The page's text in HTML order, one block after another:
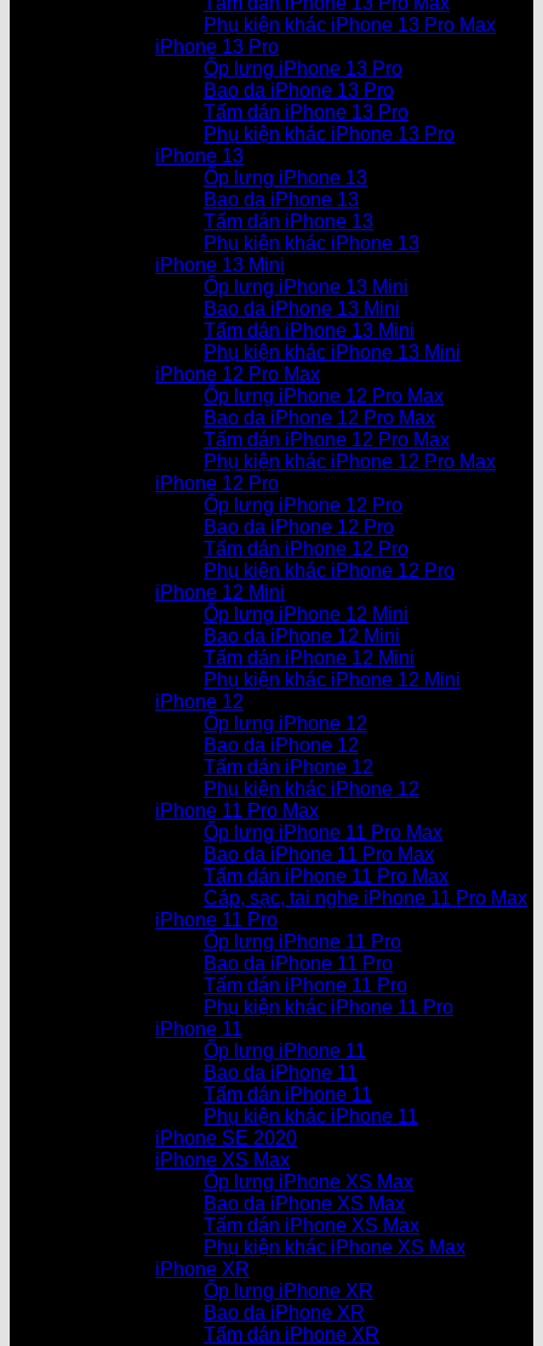
Phụ kiện khác iPhone 13 Pro Max
iPhone 13 Pro
Ốp lưng iPhone 13 Pro
Bao da iPhone 13 Pro
Tấm dán iPhone 13 Pro
Phụ kiện khác iPhone 13 Pro
iPhone 13
Ốp lưng iPhone 13
Bao da iPhone 13
Tấm dán iPhone 13
Phụ kiện khác iPhone 13
iPhone 13 Mini
Ốp lưng iPhone 13 Mini
Bao da iPhone 13 Mini
Tấm dán iPhone 13 Mini
Phụ kiện khác iPhone 13 Mini
iPhone 12 Pro Max
Ốp lưng iPhone 12 Pro Max
Bao da iPhone 12 Pro Max
Tấm dán iPhone 12 Pro Max
Phụ kiện khác iPhone 12 Pro Max
iPhone 12 Pro
Ốp lưng iPhone 12 Pro
Bao da iPhone 12 Pro
Tấm dán iPhone 12 Pro
Phụ kiện khác iPhone 12 Pro
iPhone 12 Mini
Ốp lưng iPhone 12 Mini
Bao da iPhone 12 Mini
Tấm dán iPhone 12 Mini
Phụ kiện khác iPhone 12 Mini
iPhone 12
Ốp lưng iPhone 12
Bao da iPhone 12
Tấm dán iPhone 12
Phụ kiện khác iPhone 12
iPhone 11 Pro Max
Ốp lưng iPhone 11 Pro Max
Bao da iPhone 11 Pro Max
Tấm dán iPhone 11 Pro Max
Cáp, sạc, tai nghe iPhone 11 Pro Max
iPhone 11 Pro
Ốp lưng iPhone 11 Pro
Bao da iPhone 11 Pro
Tấm dán iPhone 11 Pro
Phụ kiện khác iPhone 11 Pro
iPhone 11
Ốp lưng iPhone 11
Bao da iPhone 11
Tấm dán iPhone 11
Phụ kiện khác iPhone 11
iPhone SE 2020
iPhone XS Max
Ốp lưng iPhone XS Max
Bao da iPhone XS Max
Tấm dán iPhone XS Max
Phụ kiện khác iPhone XS Max
iPhone XR
Ốp lưng iPhone XR
Bao da iPhone XR
Tấm dán iPhone XR